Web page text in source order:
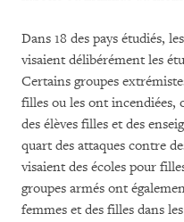
Dans 18 des pays étudiés,
visaient délibérément les
Certains groupes
filles ou les ont incendiées,
des élèves filles et des
quart des attaques contre
visaient des écoles pour
groupes armés ont
femmes et des filles dans